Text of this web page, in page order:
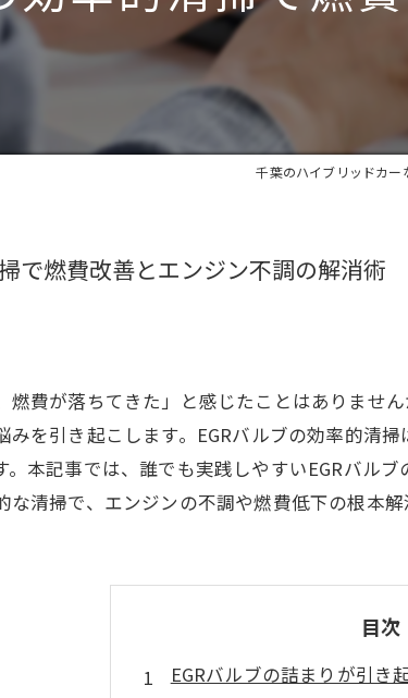
千葉のハイブリッドカー
で燃費改善とエンジン不調の解消術
燃費が落ちてきた」と感じたことはありませ
みを引き起こします。EGRバルブの効率的清
本記事では、誰でも実践しやすいEGRバル
清掃で、エンジンの不調や燃費低下の根本
目次
EGRバルブの詰まりが引き